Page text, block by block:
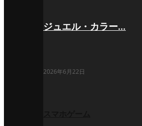
ジュエル・カラー…
2026年6月22日